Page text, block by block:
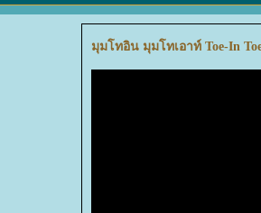
มุมโทอิน มุมโทเอาท์ Toe-In